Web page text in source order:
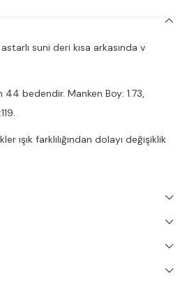
suni deri kısa arkasında v
bedendir. Manken Boy: 1.73,
ışık farklılığından dolayı değişiklik